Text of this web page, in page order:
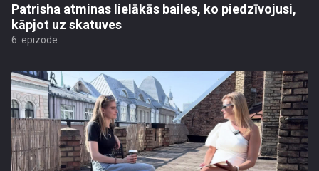
Patrisha atminas lielākās bailes, ko piedzīvojusi,
kāpjot uz skatuves
6. epizode